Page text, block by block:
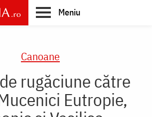
Meniu
Canoane
rugăciune către
Eutropie,